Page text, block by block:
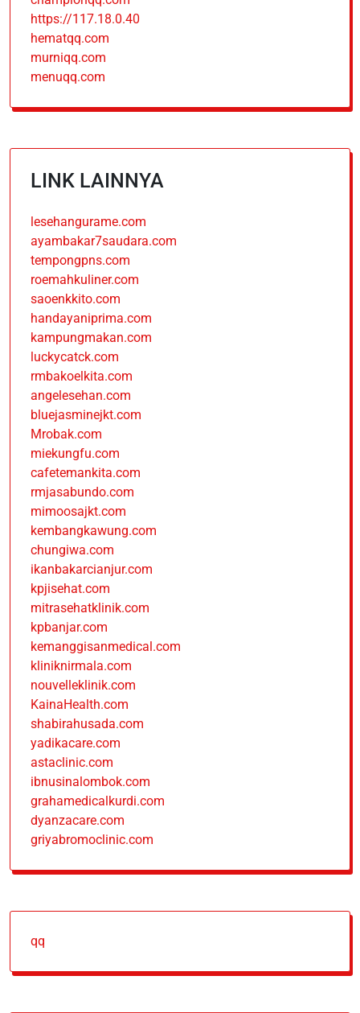
https://117.18.0.40
hematqq.com
murniqq.com
menuqq.com
LINK LAINNYA
lesehangurame.com
ayambakar7saudara.com
tempongpns.com
roemahkuliner.com
saoenkkito.com
handayaniprima.com
kampungmakan.com
luckycatck.com
rmbakoelkita.com
angelesehan.com
bluejasminejkt.com
Mrobak.com
miekungfu.com
cafetemankita.com
rmjasabundo.com
mimoosajkt.com
kembangkawung.com
chungiwa.com
ikanbakarcianjur.com
kpjisehat.com
mitrasehatklinik.com
kpbanjar.com
kemanggisanmedical.com
kliniknirmala.com
nouvelleklinik.com
KainaHealth.com
shabirahusada.com
yadikacare.com
astaclinic.com
ibnusinalombok.com
grahamedicalkurdi.com
dyanzacare.com
griyabromoclinic.com
qq